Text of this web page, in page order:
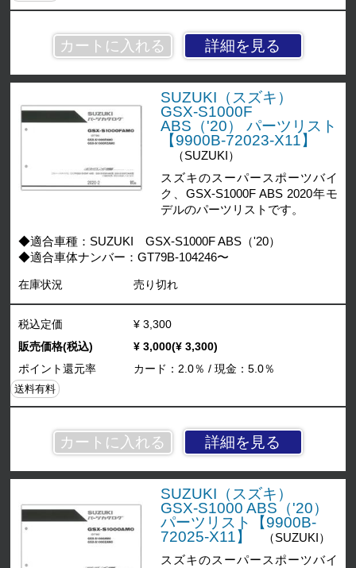
詳細を見る
SUZUKI（スズキ）
GSX-S1000F
ABS（'20） パーツリスト
【9900B-72023-X11】
（SUZUKI）
スズキのスーパースポーツバイ
ク、GSX-S1000F ABS 2020年モ
デルのパーツリストです。
◆適合車種：SUZUKI GSX-S1000F ABS（'20）
◆適合車体ナンバー：GT79B-104246〜
在庫状況 売り切れ
詳細を見る
税込定価
¥ 3,300
販売価格(税込)
¥ 3,000(¥ 3,300)
ポイント還元率
カード：2.0％ / 現金：5.0％
送料有料
SUZUKI（スズキ）
GSX-S1000 ABS（'20）
パーツリスト【9900B-
72025-X11】
（SUZUKI）
スズキのスーパースポーツバイ